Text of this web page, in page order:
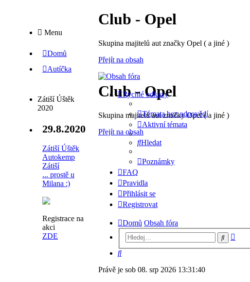
Menu
Domů
Autíčka
Zátiší Úštěk
2020
29.8.2020
Zátiší Úštěk
Autokemp
Zátiší
... prostě u
Milana :)
Registrace na
akci
ZDE
Club - Opel
Skupina majitelů aut značky Opel ( a jiné )
Přejít na obsah
Club - Opel
Skupina majitelů aut značky Opel ( a jiné )
Přejít na obsah
Rychlé odkazy
Témata bez odpovědí
Aktivní témata
Hledat
Poznámky
FAQ
Pravidla
Přihlásit se
Registrovat
Domů Obsah fóra
Hledat
Hledat
Právě je sob 08. srp 2026 13:31:40